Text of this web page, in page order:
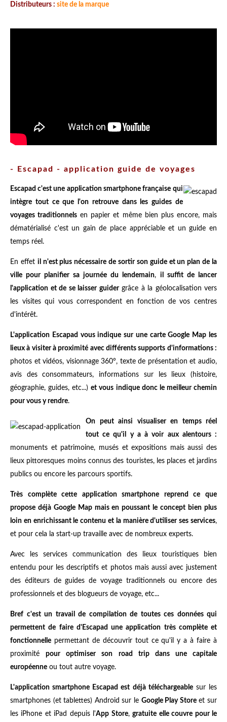
Distributeurs : site de la marque
- Escapad - application guide de voyages
Escapad c'est une application smartphone française qui
intègre tout ce que l'on retrouve dans les guides de
voyages traditionnels en papier et même bien plus encore, mais
dématérialisé c'est un gain de place appréciable et un guide en
temps réel.
En effet il n'est plus nécessaire de sortir son guide et un plan de la
ville pour planifier sa journée du lendemain, il suffit de lancer
l'application et de se laisser guidergrâce à la géolocalisation vers
les visites qui vous correspondent en fonction de vos centres
d'intérêt.
L'application Escapad vous indique sur une carte Google Map les
lieux à visiter à proximité avec différents supports d'informations :
photos et vidéos, visionnage 360°, texte de présentation et audio,
avis des consommateurs, informations sur les lieux (histoire,
géographie, guides, etc...)et vous indique donc le meilleur chemin
pour vous y rendre.
On peut ainsi visualiser en temps réel
tout ce qu'il y a à voir aux alentours :
monuments et patrimoine, musés et expositions mais aussi des
lieux pittoresques moins connus des touristes, les places et jardins
publics ou encore les parcours sportifs.
Très complète cette application smartphone reprend ce que
propose déjà Google Map mais en poussant le concept bien plus
loin en enrichissant le contenu et la manière d'utiliser ses services,
et pour cela la start-up travaille avec de nombreux experts.
Avec les services communication des lieux touristiques bien
entendu pour les descriptifs et photos mais aussi avec justement
des éditeurs de guides de voyage traditionnels ou encore des
professionnels et des blogueurs de voyage, etc...
Bref c'est un travail de compilation de toutes ces données qui
permettent de faire d'Escapad une application très complète et
fonctionnelle permettant de découvrir tout ce qu'il y a à faire à
proximitépour optimiser son road trip dans une capitale
européenne ou tout autre voyage.
L'application smartphone Escapad est déjà téléchargeablesur les
smartphones (et tablettes) Android sur le Google Play Storeet sur
les iPhone et iPad depuis l'App Store,gratuite elle couvre pour le